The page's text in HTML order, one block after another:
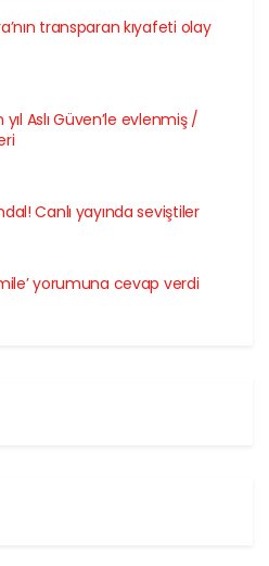
transparan kıyafeti olay
yıl Aslı Güven’le evlenmiş /
Canlı yayında seviştiler
yorumuna cevap verdi